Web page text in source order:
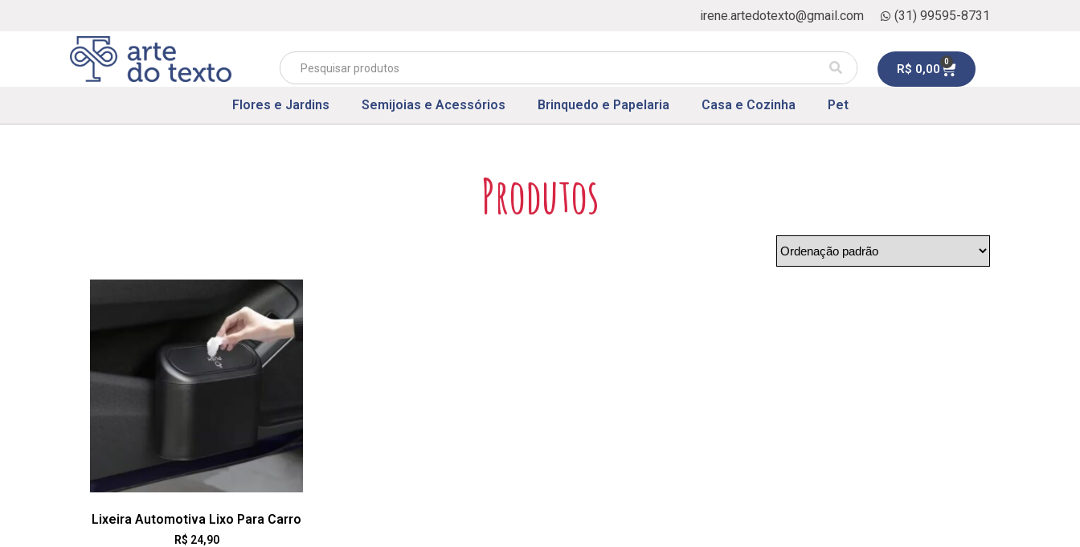
irene.artedotexto@gmail.com (31) 99595-8731
R$ 0,00 0
Flores e Jardins Semijoias e Acessórios Brinquedo e Papelaria Casa e Cozinha Pet
Produtos
Lixeira Automotiva Lixo Para Carro
R$ 24,90